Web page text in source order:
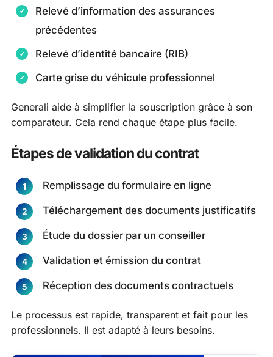
Relevé d’information des assurances
précédentes
Relevé d’identité bancaire (RIB)
Carte grise du véhicule professionnel
Generali aide à simplifier la souscription grâce à son
comparateur. Cela rend chaque étape plus facile.
Étapes de validation du contrat
Remplissage du formulaire en ligne
Téléchargement des documents justificatifs
Étude du dossier par un conseiller
Validation et émission du contrat
Réception des documents contractuels
Le processus est rapide, transparent et fait pour les
professionnels. Il est adapté à leurs besoins.